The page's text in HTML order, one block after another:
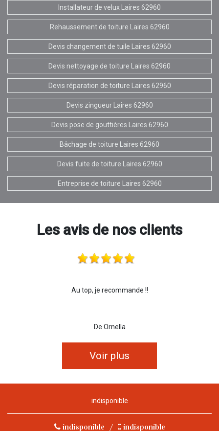
Installateur de velux Laires 62960
Rehaussement de toiture Laires 62960
Devis changement de tuile Laires 62960
Devis nettoyage de toiture Laires 62960
Devis réparation de toiture Laires 62960
Devis zingueur Laires 62960
Devis pose de gouttières Laires 62960
Bâchage de toiture Laires 62960
Devis fuite de toiture Laires 62960
Entreprise de toiture Laires 62960
Les avis de nos clients
Au top, je recommande !!
De Ornella
Voir plus
indisponible
indisponible / indisponible